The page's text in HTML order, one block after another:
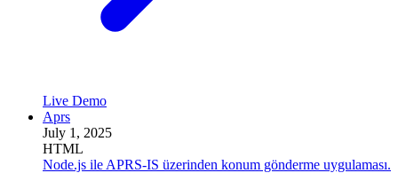
Live Demo
Aprs
July 1, 2025
HTML
Node.js ile APRS-IS üzerinden konum gönderme uygulaması.